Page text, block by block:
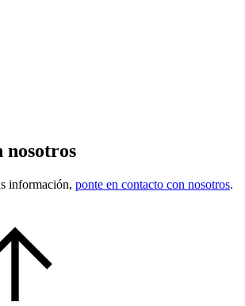
nosotros
información, ponte en contacto con nosotros.